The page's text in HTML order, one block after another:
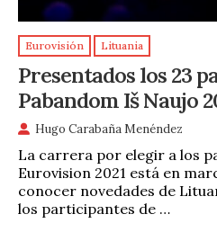
Eurovisión Lituania
Presentados los 23
Pabandom Iš Naujo
Hugo Carabaña Menéndez
La carrera por elegir a los
Eurovision 2021 está en
conocer novedades de
los participantes de …